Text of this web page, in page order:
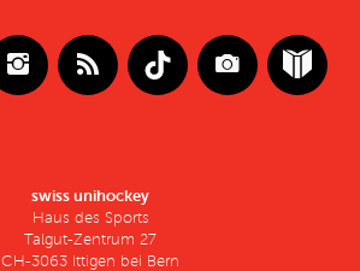
swiss unihockey
Haus des Sports
Talgut-Zentrum 27
CH-3063 Ittigen bei Bern